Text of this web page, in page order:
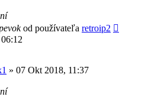
od používateľa retroip2
» 07 Okt 2018, 11:37